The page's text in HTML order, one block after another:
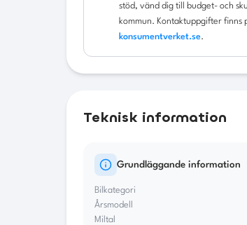
Restvärde
Effektiv ränta
stöd, vänd dig till budget- och
kommun. Kontaktuppgifter finns
konsumentverket.se.
Teknisk information
Grundläggande information
Bilkategori
Årsmodell
Miltal